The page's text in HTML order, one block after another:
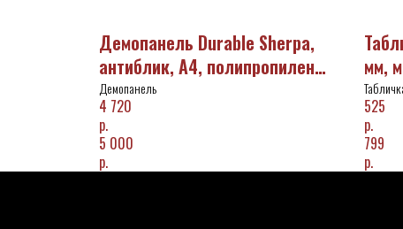
Демопанель Durable Sherpa,
антиблик, А4, полипропилен
(комплект 10 шт) /560600/
Демопанель
4 720
р.
5 000
р.
мм,
525
р.
799
р.